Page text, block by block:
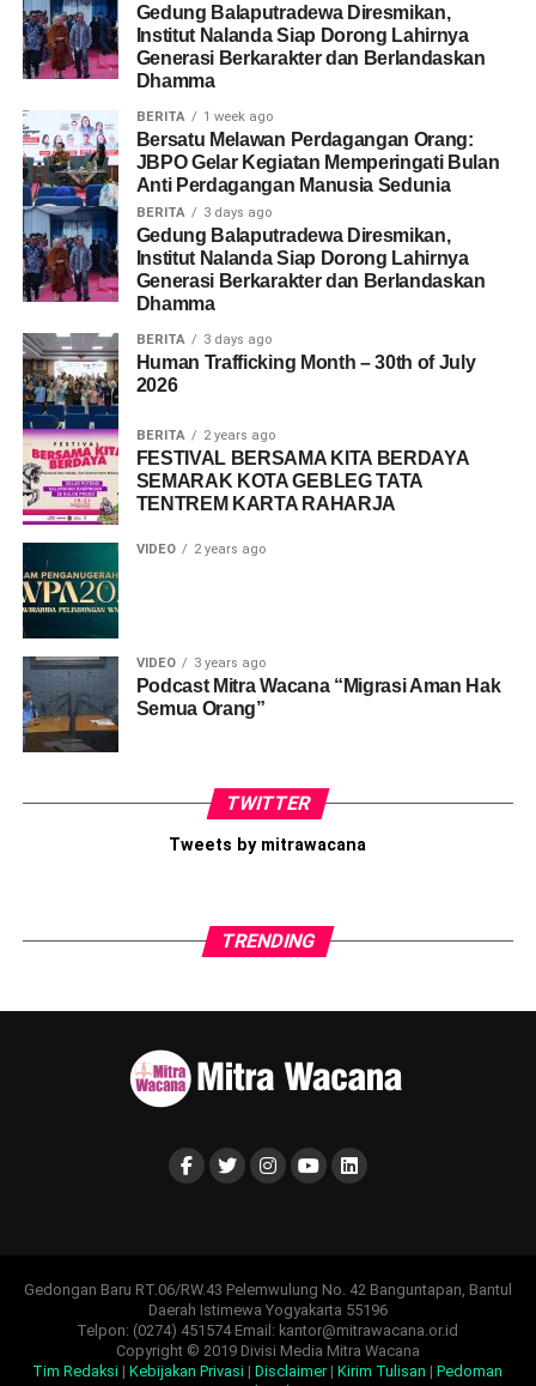
Gedung Balaputradewa Diresmikan,
Institut Nalanda Siap Dorong Lahirnya
Generasi Berkarakter dan Berlandaskan
Dhamma
BERITA 1 week ago
Bersatu Melawan Perdagangan Orang:
JBPO Gelar Kegiatan Memperingati Bulan
Anti Perdagangan Manusia Sedunia
BERITA 3 days ago
Gedung Balaputradewa Diresmikan,
Institut Nalanda Siap Dorong Lahirnya
Generasi Berkarakter dan Berlandaskan
Dhamma
BERITA 3 days ago
Human Trafficking Month – 30th of July
2026
BERITA 2 years ago
FESTIVAL BERSAMA KITA BERDAYA
SEMARAK KOTA GEBLEG TATA
TENTREM KARTA RAHARJA
VIDEO 2 years ago
VIDEO 3 years ago
Podcast Mitra Wacana “Migrasi Aman Hak
Semua Orang”
TWITTER
Tweets by mitrawacana
TRENDING
Gedongan Baru RT.06/RW.43 Pelemwulung No. 42 Banguntapan, Bantul
Daerah Istimewa Yogyakarta 55196
Telpon: (0274) 451574 Email: kantor@mitrawacana.or.id
Copyright © 2019 Divisi Media Mitra Wacana
Tim Redaksi |Kebijakan Privasi |Disclaimer |Kirim Tulisan |Pedoman